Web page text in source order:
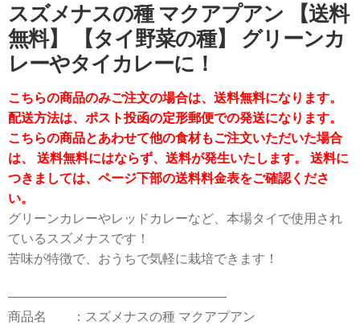
スズメナスの種 マクアプアン 【送料
無料】 【タイ野菜の種】 グリーンカ
レーやタイカレーに！
こちらの商品のみご注文の場合は、送料無料になります。
配送方法は、ポスト投函の定形郵便での発送になります。
こちらの商品とあわせて他の食材もご注文いただいた場合
は、 送料無料にはならず、送料が発生いたします。 送料に
つきましては、ページ下部の送料料金表をご確認くださ
い。
グリーンカレーやレッドカレーなど、本場タイで使用され
ているスズメナスです！
苦味が特徴で、おうちで気軽に栽培できます！
—————————————————
商品名 ：スズメナスの種 マクアプアン